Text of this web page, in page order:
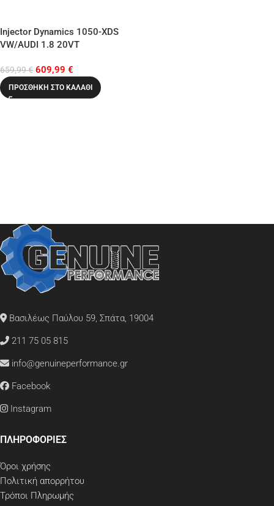
Injector Dynamics 1050-XDS
VW/AUDI 1.8 20VT
659,99€ 609,99 €
ΠΡΟΣΘΉΚΗ ΣΤΟ ΚΑΛΆΘΙ
Βασιλέως Παύλου 59, Σπάτα, 19004
211 75 05 815
info@genuineperformance.gr
Facebook
Instagram
ΠΛΗΡΟΦΟΡΙΕΣ
Όροι χρήσης
Πολιτική απορρήτου
Τρόποι Πληρωμής